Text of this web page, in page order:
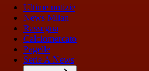
Ultime notizie
News Milan
Rassegna
Calciomercato
Pagelle
Serie A News